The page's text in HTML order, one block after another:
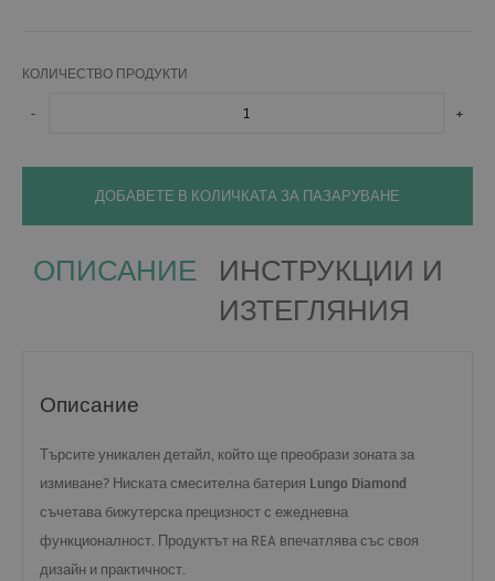
КОЛИЧЕСТВО ПРОДУКТИ
- +
ДОБАВЕТЕ В КОЛИЧКАТА ЗА ПАЗАРУВАНЕ
ОПИСАНИЕ
ИНСТРУКЦИИ И
ИЗТЕГЛЯНИЯ
Описание
Търсите уникален детайл, който ще преобрази зоната за
измиване? Ниската смесителна батерия Lungo Diamond
съчетава бижутерска прецизност с ежедневна
функционалност. Продуктът на REA впечатлява със своя
дизайн и практичност.